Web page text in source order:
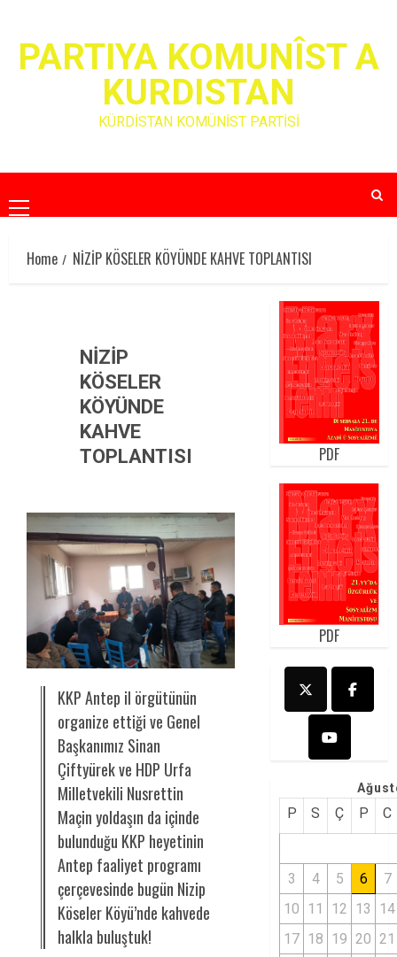
contentPARTIYA KOMUNÎST A
KURDISTAN
KÜRDİSTAN KOMÜNİST PARTİSİ
Primary
Menu
Home
NİZİP KÖSELER KÖYÜNDE KAHVE TOPLANTISI
NİZİP
KÖSELER
KÖYÜNDE
KAHVE
TOPLANTISI
KKP Antep il örgütünün
organize ettiği ve Genel
Başkanımız Sinan
Çiftyürek ve HDP Urfa
Milletvekili Nusrettin
Maçin yoldaşın da içinde
bulunduğu KKP heyetinin
Antep faaliyet programı
çerçevesinde bugün Nizip
Köseler Köyü’nde kahvede
halkla buluştuk!
PDF
PDF
P S Ç P C
3 4 5 6
7
10 11 12 13
14
17 18 19 20 21